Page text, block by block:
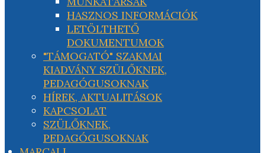
HASZNOS INFORMÁCIÓK
LETÖLTHETŐ
DOKUMENTUMOK
"TÁMOGATÓ" SZAKMAI
KIADVÁNY SZÜLŐKNEK,
PEDAGÓGUSOKNAK
HÍREK, AKTUALITÁSOK
KAPCSOLAT
SZÜLŐKNEK,
PEDAGÓGUSOKNAK